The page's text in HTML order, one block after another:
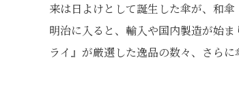
来は日よけとして誕生した傘が、和
明治に入ると、輸入や国内製造が始
ライ』が厳選した逸品の数々、さらに